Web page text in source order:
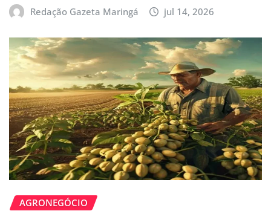
Redação Gazeta Maringá jul 14, 2026
AGRONEGÓCIO